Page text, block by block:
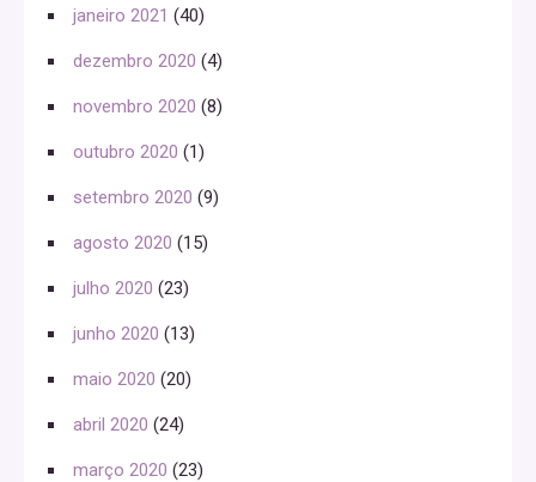
janeiro 2021 (40)
dezembro 2020 (4)
novembro 2020 (8)
outubro 2020 (1)
setembro 2020 (9)
agosto 2020 (15)
julho 2020 (23)
junho 2020 (13)
maio 2020 (20)
abril 2020 (24)
março 2020 (23)